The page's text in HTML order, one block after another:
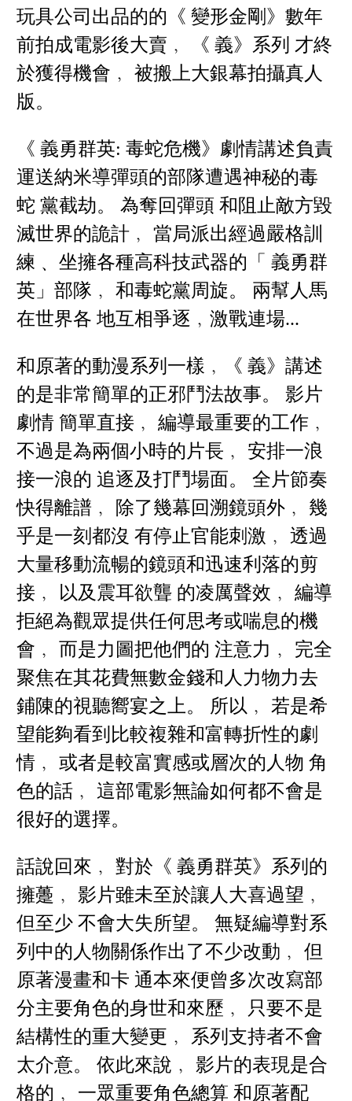
玩具公司出品的的《 變形金剛》數年
前拍成電影後大賣﹐ 《 義》系列 才終
於獲得機會﹐ 被搬上大銀幕拍攝真人
版。
《 義勇群英: 毒蛇危機》劇情講述負責
運送納米導彈頭的部隊遭遇神秘的毒
蛇 黨截劫。 為奪回彈頭 和阻止敵方毀
滅世界的詭計﹐ 當局派出經過嚴格訓
練﹑ 坐擁各種高科技武器的「 義勇群
英」部隊﹐ 和毒蛇黨周旋。 兩幫人馬
在世界各 地互相爭逐﹐激戰連場...
和原著的動漫系列一樣﹐《 義》講述
的是非常簡單的正邪鬥法故事。 影片
劇情 簡單直接﹐ 編導最重要的工作﹐
不過是為兩個小時的片長﹐ 安排一浪
接一浪的 追逐及打鬥場面。 全片節奏
快得離譜﹐ 除了幾幕回溯鏡頭外﹐ 幾
乎是一刻都沒 有停止官能刺激﹐ 透過
大量移動流暢的鏡頭和迅速利落的剪
接﹐ 以及震耳欲聾 的凌厲聲效﹐ 編導
拒絕為觀眾提供任何思考或喘息的機
會﹐ 而是力圖把他們的 注意力﹐ 完全
聚焦在其花費無數金錢和人力物力去
鋪陳的視聽嚮宴之上。 所以﹐ 若是希
望能夠看到比較複雜和富轉折性的劇
情﹐ 或者是較富實感或層次的人物 角
色的話﹐ 這部電影無論如何都不會是
很好的選擇。
話說回來﹐ 對於《 義勇群英》系列的
擁躉﹐ 影片雖未至於讓人大喜過望﹐
但至少 不會大失所望。 無疑編導對系
列中的人物關係作出了不少改動﹐ 但
原著漫畫和卡 通本來便曾多次改寫部
分主要角色的身世和來歷﹐ 只要不是
結構性的重大變更﹐ 系列支持者不會
太介意。 依此來說﹐ 影片的表現是合
格的﹐ 一眾重要角色總算 和原著配